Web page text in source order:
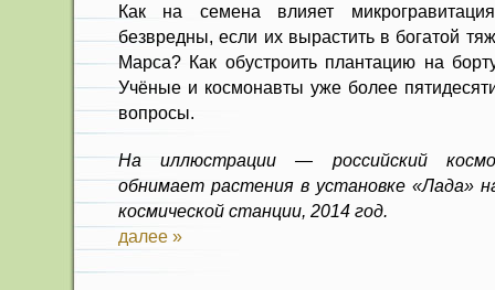
Как на семена влияет
безвредны, если их вырастить в богатой
Марса? Как обустроить плантацию на
Учёные и космонавты уже более
вопросы.
На иллюстрации — российский
обнимает растения в установке «Лада»
космической станции, 2014 год.
далее »